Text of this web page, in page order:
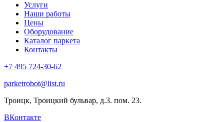
Услуги
Наши работы
Цены
Оборудование
Каталог паркета
Контакты
+7 495 724-30-62
parketrobot@list.ru
Троицк, Троицкий бульвар, д.3. пом. 23.
ВКонтакте